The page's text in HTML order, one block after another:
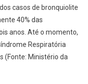
casos de bronquiolite
40% das
anos. Até o momento,
Respiratória
(Fonte: Ministério da